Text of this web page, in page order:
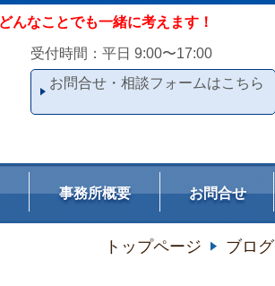
んなことでも一緒に考えます！
受付時間：平日 9:00〜17:00
お問合せ・相談フォームはこちら
事務所概要 お問合せ
トップページ ブログ